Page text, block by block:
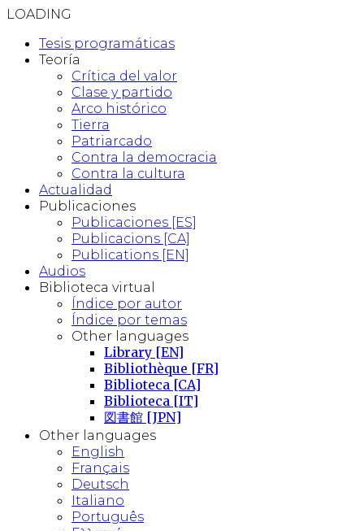
LOADING
Tesis programáticas
Teoría
Crítica del valor
Clase y partido
Arco histórico
Tierra
Patriarcado
Contra la democracia
Contra la cultura
Actualidad
Publicaciones
Publicaciones [ES]
Publicacions [CA]
Publications [EN]
Audios
Biblioteca virtual
Índice por autor
Índice por temas
Other languages
Library [EN]
Bibliothèque [FR]
Biblioteca [CA]
Biblioteca [IT]
図書館 [JPN]
Other languages
English
Français
Deutsch
Italiano
Português